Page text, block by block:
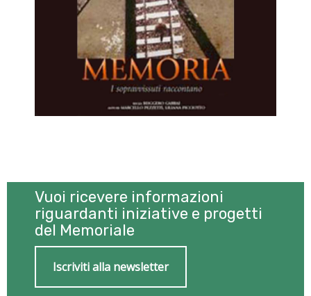
Vuoi ricevere informazioni
riguardanti iniziative e progetti
del Memoriale
Iscriviti alla newsletter